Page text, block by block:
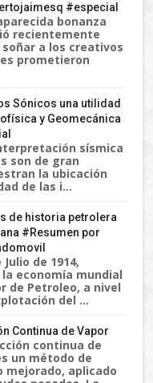
#especial
bonanza
recientemente
a los creativos
prometieron
Sónicos una utilidad
y Geomecánica
sísmica
son de gran
la ubicación
de las i...
de historia petrolera
#Resumen por
Julio de 1914,
economía mundial
de Petroleo, a nivel
del ...
Continua de Vapor
continua de
un método de
mejorado, aplicado